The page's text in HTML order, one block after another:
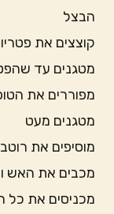
הבצל
קוצצים את
מטגנים עד
מפוררים את
מטגנים מעט
מוסיפים את רוטב
מכבים את האש
מכניסים את כל